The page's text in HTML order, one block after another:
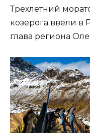
Трехлетний
козерога ввели в
глава региона